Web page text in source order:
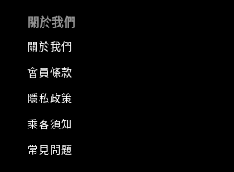
關於我們
關於我們
會員條款
隱私政策
乘客須知
常見問題